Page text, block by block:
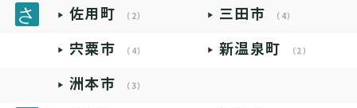
佐用町 （2） 三田市 （4）
宍粟市 （4） 新温泉町 （2）
洲本市 （3）